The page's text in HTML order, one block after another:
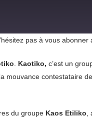
pas à vous
Kaotiko, c’est un
mouvance contestataire
du groupe Kaos Etiliko